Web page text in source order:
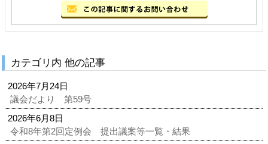
カテゴリ内 他の記事
2026年7月24日
議会だより 第59号
2026年6月8日
令和8年第2回定例会 提出議案等一覧・結果